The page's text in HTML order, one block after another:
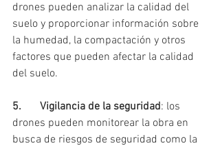
drones pueden analizar la calidad del
suelo y proporcionar información sobre
la humedad, la compactación y otros
factores que pueden afectar la calidad
del suelo.
5.	Vigilancia de la seguridad: los
drones pueden monitorear la obra en
busca de riesgos de seguridad como la